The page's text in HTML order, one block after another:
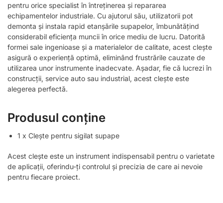
pentru orice specialist în întreținerea și repararea
echipamentelor industriale. Cu ajutorul său, utilizatorii pot
demonta și instala rapid etanșările supapelor, îmbunătățind
considerabil eficiența muncii în orice mediu de lucru. Datorită
formei sale ingenioase și a materialelor de calitate, acest clește
asigură o experiență optimă, eliminând frustrările cauzate de
utilizarea unor instrumente inadecvate. Așadar, fie că lucrezi în
construcții, service auto sau industrial, acest clește este
alegerea perfectă.
Produsul conține
1 x Clește pentru sigilat supape
Acest clește este un instrument indispensabil pentru o varietate
de aplicații, oferindu-ți controlul și precizia de care ai nevoie
pentru fiecare proiect.